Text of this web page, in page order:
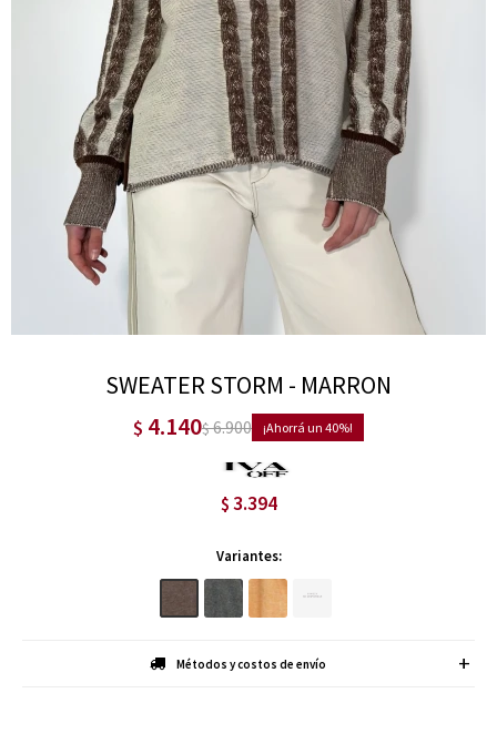
SWEATER STORM - MARRON
$ 4.140$6.900 40
$ 3.394
Variantes:
Métodos y costos de envío